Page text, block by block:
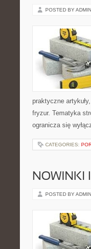
POSTED BY ADMIN
praktyczne
fryzur. Tematyka
ogranicza się
CATEGORIES:
NOWINKI
POSTED BY ADMIN